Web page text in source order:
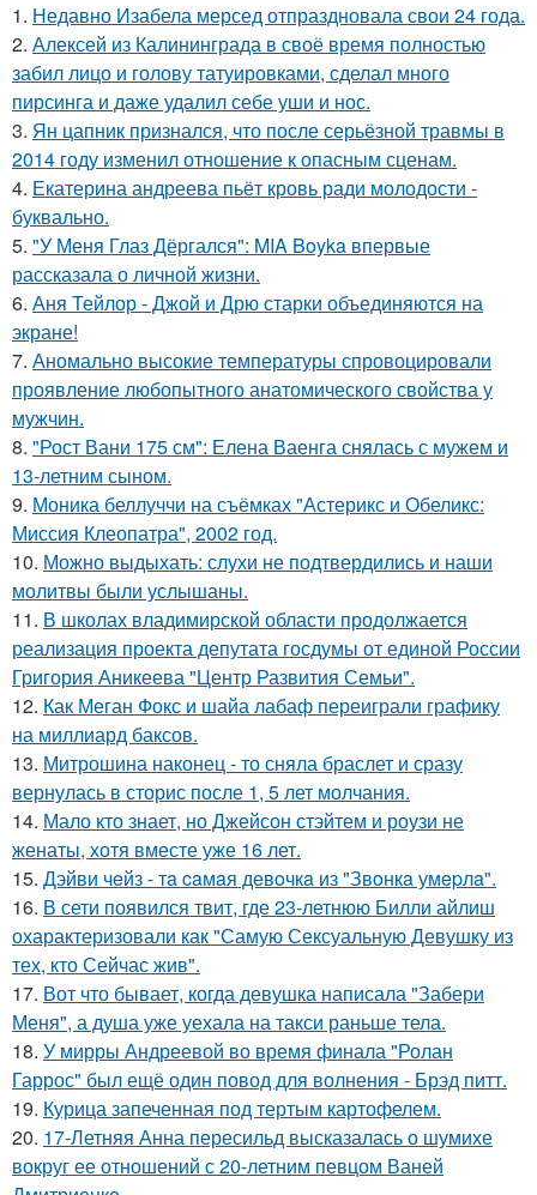
1. Недавно Изабела мерсед отпраздновала свои 24 года.
2. Алексей из Калининграда в своё время полностью
забил лицо и голову татуировками, сделал много
пирсинга и даже удалил себе уши и нос.
3. Ян цапник признался, что после серьёзной травмы в
2014 году изменил отношение к опасным сценам.
4. Екатерина андреева пьёт кровь ради молодости -
буквально.
5. "У Меня Глаз Дёргался": MIA Boyka впервые
рассказала о личной жизни.
6. Аня Тейлор - Джой и Дрю старки объединяются на
экране!
7. Аномально высокие температуры спровоцировали
проявление любопытного анатомического свойства у
мужчин.
8. "Рост Вани 175 см": Елена Ваенга снялась с мужем и
13-летним сыном.
9. Моника беллуччи на съёмках "Астерикс и Обеликс:
Миссия Клеопатра", 2002 год.
10. Можно выдыхать: слухи не подтвердились и наши
молитвы были услышаны.
11. В школах владимирской области продолжается
реализация проекта депутата госдумы от единой России
Григория Аникеева "Центр Развития Семьи".
12. Как Меган Фокс и шайа лабаф переиграли графику
на миллиард баксов.
13. Митрошина наконец - то сняла браслет и сразу
вернулась в сторис после 1, 5 лет молчания.
14. Мало кто знает, но Джейсон стэйтем и роузи не
женаты, хотя вместе уже 16 лет.
15. Дэйви чeйз - тa caмaя дeвoчкa из "Звoнкa умepлa".
16. В сети появился твит, где 23-летнюю Билли айлиш
охарактеризовали как "Самую Сексуальную Девушку из
тех, кто Сейчас жив".
17. Вот что бывает, когда девушка написала "Забери
Меня", а душа уже уехала на такси раньше тела.
18. У мирры Андреевой во время финала "Ролан
Гаррос" был ещё один повод для волнения - Брэд питт.
19. Курица запеченная под тертым картофелем.
20. 17-Летняя Анна пересильд высказалась о шумихе
вокруг ее отношений с 20-летним певцом Ваней